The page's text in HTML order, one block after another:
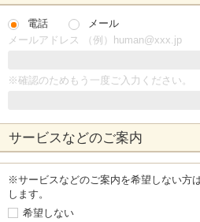
電話
メール
メールアドレス （例）human@xxx.jp
※確認のためもう一度ご入力ください。
サービスなどのご案内
※サービスなどのご案内を希望しない方
します。
希望しない